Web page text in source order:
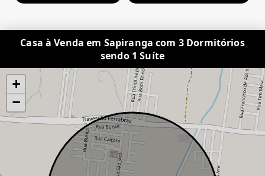
Casa à Venda em Sapiranga com 3 Dormitórios
sendo 1 Suíte
+
−